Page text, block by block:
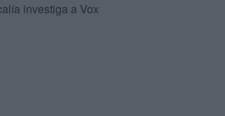
investiga a Vox